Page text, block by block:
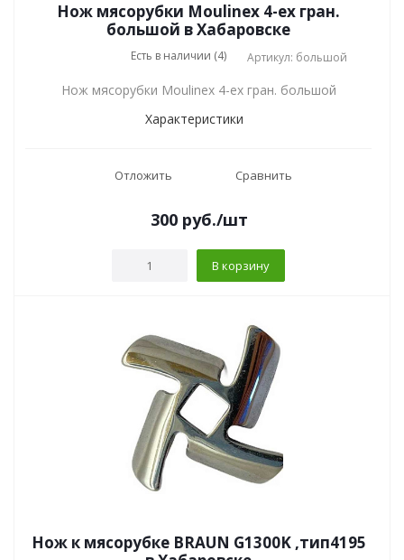
Нож мясорубки Moulinex 4-ех гран.
большой в Хабаровске
Есть в наличии (4) Артикул: большой
Нож мясорубки Moulinex 4-ех гран. большой
Характеристики
Отложить Сравнить
300руб./шт
В корзину
Нож к мясорубке BRAUN G1300K ,тип4195